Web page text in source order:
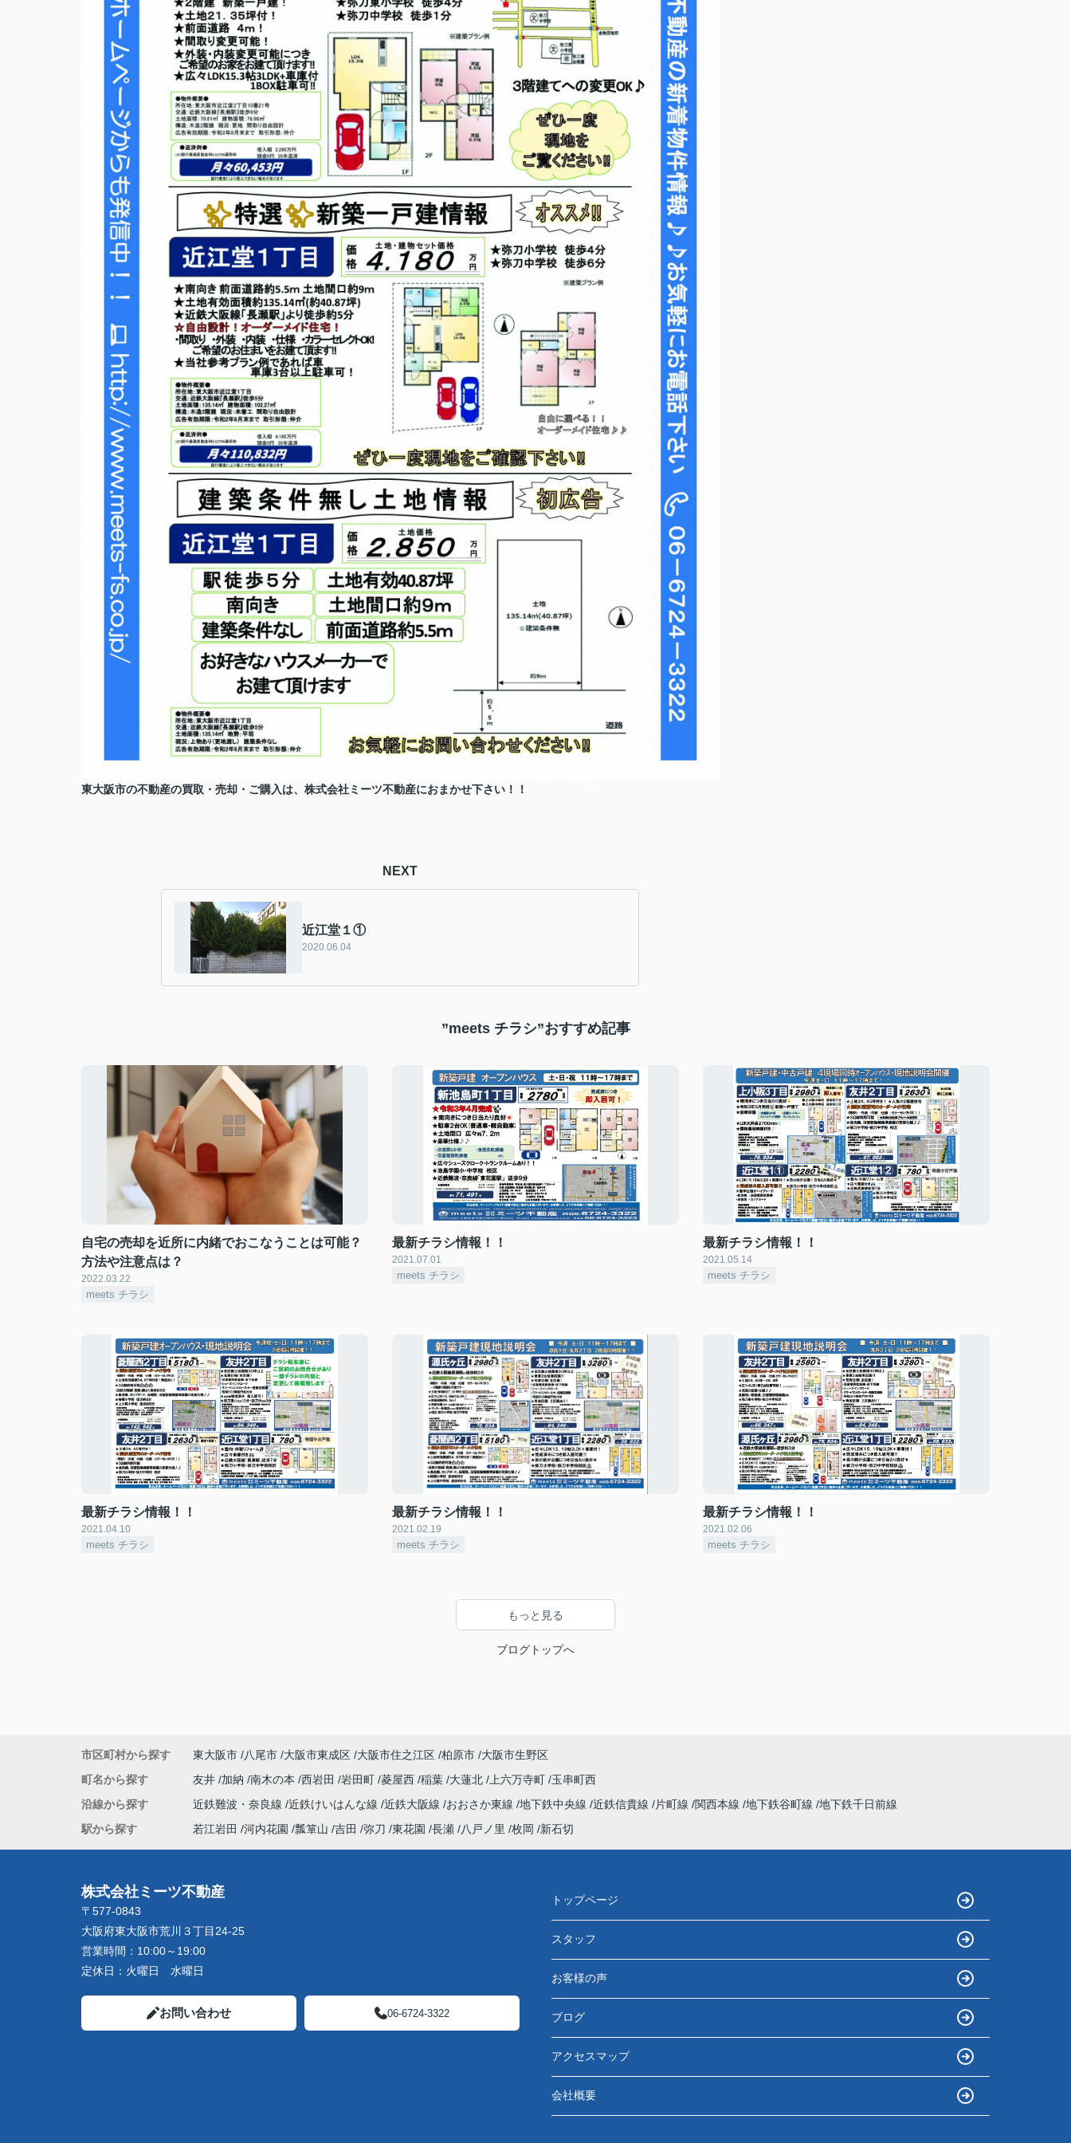
東大阪市の不動産の買取・売却・ご購入は、 株式会社ミーツ不動産におまかせ下さい！！
NEXT
近江堂１①
2020.06.04
”meets チラシ”おすすめ記事
自宅の売却を近所に内緒でおこなうことは可能？
方法や注意点は？
2022.03.22
meets チラシ
最新チラシ情報！！
2021.07.01
meets チラシ
最新チラシ情報！！
2021.05.14
meets チラシ
最新チラシ情報！！
2021.04.10
meets チラシ
最新チラシ情報！！
2021.02.19
meets チラシ
最新チラシ情報！！
2021.02.06
meets チラシ
もっと見る
ブログトップへ
市区町村から探す 東大阪市 八尾市 大阪市東成区 大阪市住之江区 柏原市 大阪市生野区
町名から探す
友井 加納 南木の本 西岩田 岩田町 菱屋西 稲葉 大蓮北 上六万寺町 玉串町西
沿線から探す
近鉄難波・奈良線 近鉄けいはんな線 近鉄大阪線 おおさか東線 地下鉄中央線 近鉄信貴線 片町線 関西本線 地下鉄谷町線 地下鉄千日前線
駅から探す
若江岩田 河内花園 瓢箪山 吉田 弥刀 東花園 長瀬 八戸ノ里 枚岡 新石切
株式会社ミーツ不動産
〒577-0843
大阪府東大阪市荒川３丁目24-25
営業時間： 10:00～19:00
定休日： 火曜日 水曜日
お問い合わせ 06-6724-3322
トップページ
スタッフ
お客様の声
ブログ
アクセスマップ
会社概要